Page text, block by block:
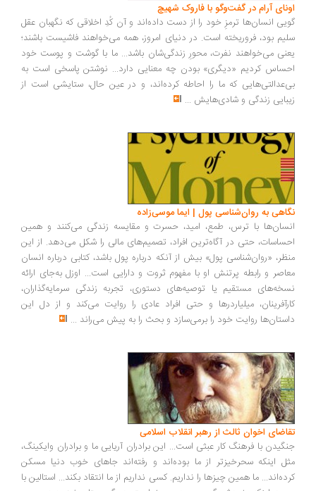
آرام در گفت‌وگو با فاروک شهیچ‭
انسان‌ها ترمزِ خود را از دست داده‌اند و آن کُدِ اخلاقی که نگهبان عقل
بود، فروریخته است. در دنیای امروز، همه می‌خواهند فاشیست باشند؛
می‌خواهند نفرت، محورِ زندگی‌شان باشد... ما با گوشت و پوست خود
کردیم «دیگری» بودن چه معنایی دارد... نوشتن پاسخی است به
که ما را احاطه کرده‌اند، و در عین حال، ستایشی است از
زندگی و شادی‌هایش...
به روان‌شناسی پول | ایما موسی‌زاده
با ترس، طمع، امید، حسرت و مقایسه زندگی می‌کنند و همین
حتی در آگاه‌ترین افراد، تصمیم‌های مالی را شکل می‌دهد. از این
«روان‌شناسی پول» بیش از آنکه درباره پول باشد، کتابی درباره انسان
و رابطه پرتنش او با مفهوم ثروت و دارایی است... اوزل به‌جای ارائه
مستقیم یا توصیه‌های دستوری، تجربه زندگی سرمایه‌گذاران،
میلیاردرها و حتی افراد عادی را روایت می‌کند و از دل این
روایت خود را برمی‌سازد و بحث را به پیش می‌راند...
اخوان ثالث از رهبر انقلاب اسلامی
با فرهنگ کار عبثی است... این برادران آریایی ما و برادران وایکینگ،
اینکه سحرخیزتر از ما بوده‌اند و رفته‌اند جاهای خوب دنیا مسکن
ما همین چیزها را نداریم. کسی نداریم از ما انتقاد بکند... استالین با